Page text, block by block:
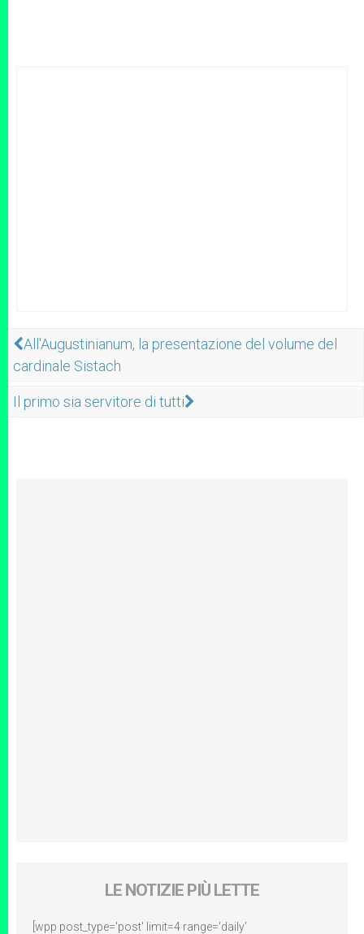
All'Augustinianum, la presentazione del volume del
cardinale Sistach
Il primo sia servitore di tutti
LE NOTIZIE PIÙ LETTE
[wpp post_type='post' limit=4 range='daily'